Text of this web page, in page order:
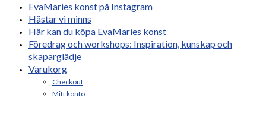
EvaMaries konst på Instagram
Hästar vi minns
Här kan du köpa EvaMaries konst
Föredrag och workshops: Inspiration, kunskap och
skaparglädje
Varukorg
Checkout
Mitt konto